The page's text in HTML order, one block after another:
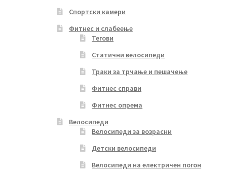
Спортски камери
Фитнес и слабеење
Тегови
Статични велосипеди
Траки за трчање и пешачење
Фитнес справи
Фитнес опрема
Велосипеди
Велосипеди за возрасни
Детски велосипеди
Велосипеди на електричен погон